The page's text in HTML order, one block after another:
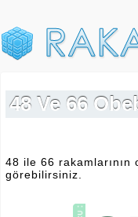
48 Ve 66
48 ile 66
görebilirsiniz.